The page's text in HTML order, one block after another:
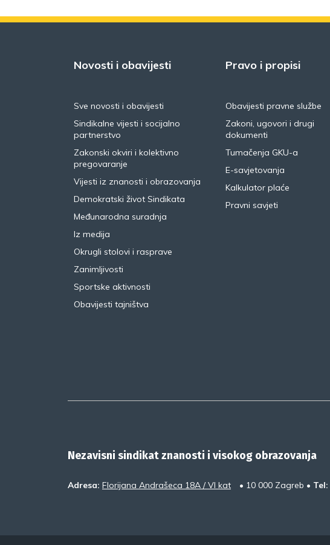
Novosti i obavijesti
Sve novosti i obavijesti
Sindikalne vijesti i socijalno
partnerstvo
Zakonski okviri i kolektivno
pregovaranje
Vijesti iz znanosti i obrazovanja
Demokratski život Sindikata
Međunarodna suradnja
Iz medija
Okrugli stolovi i rasprave
Zanimljivosti
Sportske aktivnosti
Obavijesti tajništva
Pravo i propisi
Obavijesti pravne službe
Zakoni, ugovori i drugi
dokumenti
Tumačenja GKU-a
E-savjetovanja
Kalkulator plaće
Pravni savjeti
Nezavisni sindikat znanosti i visokog obrazovanja
Adresa: Florijana Andrašeca 18A / VI kat • 10 000 Zagreb • Tel: